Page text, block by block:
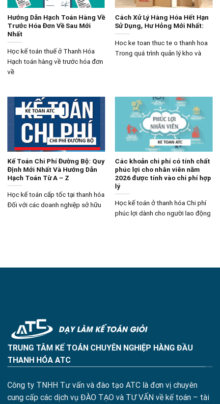
Hướng Dẫn Hạch Toán Hàng Về
Trước Hóa Đơn Về Sau Mới
Nhất
Học kế toán thuế ở Thanh Hóa
Hạch toán hàng về trước hóa đơn
về
Cách Xử Lý Hàng Hóa Hết Hạn
Sử Dụng, Hư Hỏng Mới Nhất:
Hoc ke toan thuc te o thanh hoa
Trong quá trình quản lý kho và
Kế Toán Chi Phí Đường Bộ: Quy
Định Mới Nhất Và Hướng Dẫn
Hạch Toán Từ A – Z
Học kế toán cấp tốc tại thanh hóa
Đối với các doanh nghiệp sở hữu
Các khoản chi phí có tính chất
phúc lợi cho nhân viên năm
2026 được tính vào chi phí hợp
lý
Học kế toán ở thanh hóa Chi phí
phúc lợi dành cho người lao động
TRUNG TÂM KẾ TOÁN CHUYÊN NGHIỆP HÀNG ĐẦU
THANH HÓA ATC
Công ty TNHH Tư vấn và đào tạo ATC là đơn vị chuyên
cung cấp các dịch vụ ĐÀO TẠO và TƯ VẤN về kế toán – tài